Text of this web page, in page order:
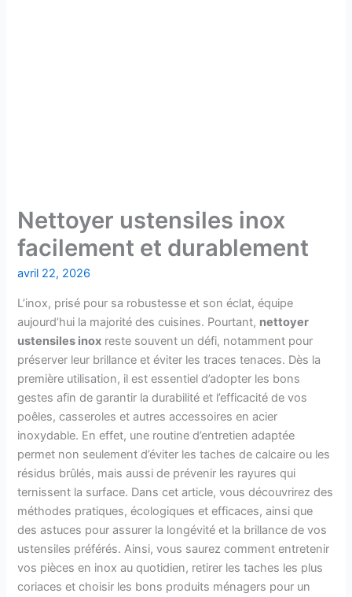
Nettoyer ustensiles inox
facilement et durablement
avril 22, 2026
L’inox, prisé pour sa robustesse et son éclat, équipe
aujourd’hui la majorité des cuisines. Pourtant, nettoyer
ustensiles inox reste souvent un défi, notamment pour
préserver leur brillance et éviter les traces tenaces. Dès la
première utilisation, il est essentiel d’adopter les bons
gestes afin de garantir la durabilité et l’efficacité de vos
poêles, casseroles et autres accessoires en acier
inoxydable. En effet, une routine d’entretien adaptée
permet non seulement d’éviter les taches de calcaire ou les
résidus brûlés, mais aussi de prévenir les rayures qui
ternissent la surface. Dans cet article, vous découvrirez des
méthodes pratiques, écologiques et efficaces, ainsi que
des astuces pour assurer la longévité et la brillance de vos
ustensiles préférés. Ainsi, vous saurez comment entretenir
vos pièces en inox au quotidien, retirer les taches les plus
coriaces et choisir les bons produits ménagers pour un